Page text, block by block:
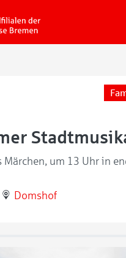
Märchen, um 13 Uhr in
Domshof